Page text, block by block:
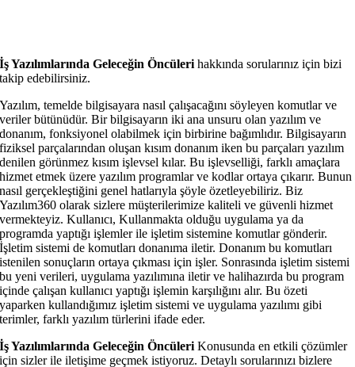
İş Yazılımlarında Geleceğin Öncülerihakkında sorularınız için bizi
takip edebilirsiniz.
Yazılım, temelde bilgisayara nasıl çalışacağını söyleyen komutlar ve
veriler bütünüdür. Bir bilgisayarın iki ana unsuru olan yazılım ve
donanım, fonksiyonel olabilmek için birbirine bağımlıdır. Bilgisayarın
fiziksel parçalarından oluşan kısım donanım iken bu parçaları yazılım
denilen görünmez kısım işlevsel kılar. Bu işlevselliği, farklı amaçlara
hizmet etmek üzere yazılım programlar ve kodlar ortaya çıkarır. Bunun
nasıl gerçekleştiğini genel hatlarıyla şöyle özetleyebiliriz. Biz
Yazılım360 olarak sizlere müşterilerimize kaliteli ve güvenli hizmet
vermekteyiz. Kullanıcı, Kullanmakta olduğu uygulama ya da
programda yaptığı işlemler ile işletim sistemine komutlar gönderir.
İşletim sistemi de komutları donanıma iletir. Donanım bu komutları
istenilen sonuçların ortaya çıkması için işler. Sonrasında işletim sistemi
bu yeni verileri, uygulama yazılımına iletir ve halihazırda bu program
içinde çalışan kullanıcı yaptığı işlemin karşılığını alır. Bu özeti
yaparken kullandığımız işletim sistemi ve uygulama yazılımı gibi
terimler, farklı yazılım türlerini ifade eder.
İş Yazılımlarında Geleceğin Öncüleri Konusunda en etkili çözümler
için sizler ile iletişime geçmek istiyoruz. Detaylı sorularınızı bizlere